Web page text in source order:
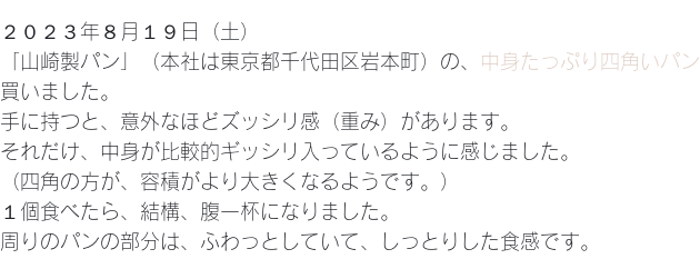
２０２３年８月１９日（土）
「山崎製パン」（本社は東京都千代田区岩本町）の、
中身たっぷり四角いパン
買いました。
手に持つと、意外なほどズッシリ感（重み）があります。
それだけ、中身が比較的ギッシリ入っているように感じました。
（四角の方が、容積がより大きくなるようです。）
１個食べたら、結構、腹一杯になりました。
周りのパンの部分は、ふわっとしていて、しっとりした食感です。